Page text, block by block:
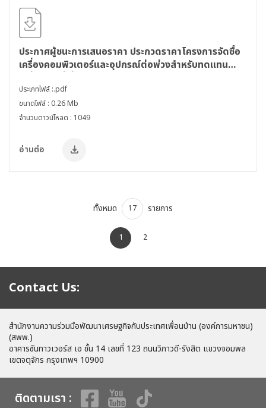
ประกาศผู้ชนะการเสนอราคา ประกวดราคาโครงการจัดซื้อ
เครื่องคอมพิวเตอร์และอุปกรณ์ต่อพ่วงสำหรับทดแทน
ด้วยวิธีประกวดราคาอิเล็กทรอนิกส์ (e-bidding)
ประเภทไฟล์ :.pdf
ขนาดไฟล์ : 0.26 Mb
จำนวนดาวน์โหลด : 1049
อ่านต่อ
ทั้งหมด 17 รายการ
1 2
Contact Us:
สำนักงานความร่วมมือพัฒนาเศรษฐกิจกับประเทศเพื่อนบ้าน (องค์การมหาชน)
(สพพ.)
อาคารซันทาวเวอร์ส เอ ชั้น 14 เลขที่ 123 ถนนวิภาวดี-รังสิต แขวงจอมพล
เขตจตุจักร กรุงเทพฯ 10900
ติดตามเรา :